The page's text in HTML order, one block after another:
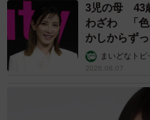
初級のときからなんとなく
がします。初めて愛犬と話
したような、でもめちゃく
れません。上級まで修了し
っています。不思議なこと
穏やかになったり、明るく
3児の母 43
わざわ 「色
かしからずっ
まいどなトピ
2026.08.07